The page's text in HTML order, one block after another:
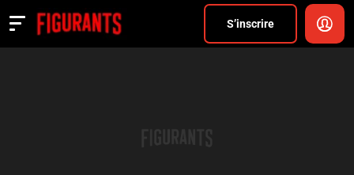
S’inscrire
Actualités